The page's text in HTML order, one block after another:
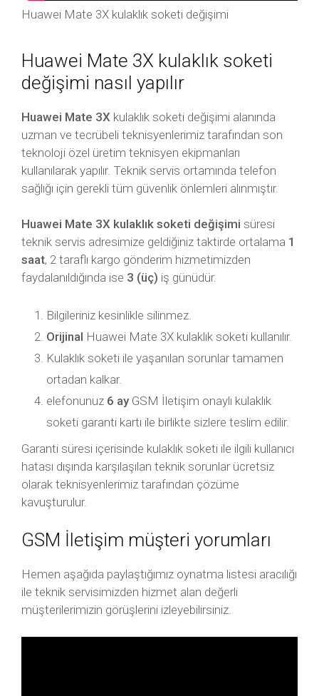
Huawei Mate 3X kulaklık soketi değişimi
Huawei Mate 3X kulaklık soketi
değişimi nasıl yapılır
Huawei Mate 3X kulaklık soketi değişimi alanında
uzman ve tecrübeli teknisyenlerimiz tarafından son
teknoloji özel üretim teknisyen ekipmanları
kullanılarak yapılır. Teknik servis ortamında telefon
sağlığı için gerekli tüm güvenlik önlemleri alınmıştır.
Huawei Mate 3X kulaklık soketi değişimi süresi
teknik servis adresimize geldiğiniz taktirde ortalama 1
saat, 2 taraflı kargo gönderim hizmetimizden
faydalanıldığında ise 3 (üç) iş günüdür.
Bilgileriniz kesinlikle silinmez.
Orijinal Huawei Mate 3X kulaklık soketi kullanılır.
Kulaklık soketi ile yaşanılan sorunlar tamamen
ortadan kalkar.
elefonunuz 6 ayGSM İletişim onaylı kulaklık
soketi garanti kartı ile birlikte sizlere teslim edilir.
Garanti süresi içerisinde kulaklık soketi ile ilgili kullanıcı
hatası dışında karşılaşılan teknik sorunlar ücretsiz
olarak teknisyenlerimiz tarafından çözüme
kavuşturulur.
GSM İletişim müşteri yorumları
Hemen aşağıda paylaştığımız oynatma listesi aracılığı
ile teknik servisimizden hizmet alan değerli
müşterilerimizin görüşlerini izleyebilirsiniz.